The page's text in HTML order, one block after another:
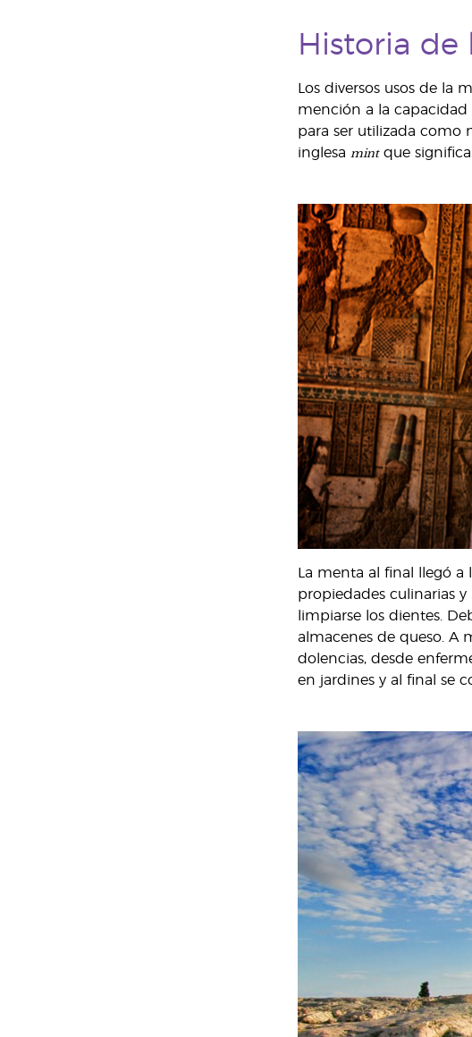
Historia de
Los diversos usos de la
mención a la capacidad
para ser utilizada como
inglesa mintque significa
La menta al final llegó a
propiedades culinarias
limpiarse los dientes.
almacenes de queso. A
dolencias, desde
en jardines y al final se